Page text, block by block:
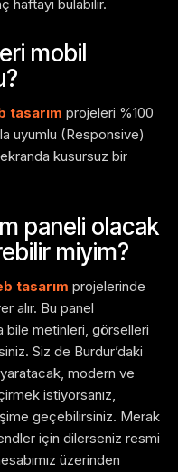
haftayı bulabilir.
mobil
tasarım projeleri %100
uyumlu (Responsive)
kusursuz bir
paneli olacak
miyim?
tasarım projelerinde
alır. Bu panel
bile metinleri, görselleri
Siz de Burdur’daki
modern ve
istiyorsanız,
geçebilirsiniz. Merak
için dilerseniz resmi
üzerinden